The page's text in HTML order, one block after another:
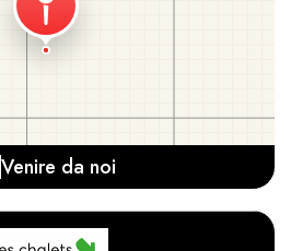
Venire da noi